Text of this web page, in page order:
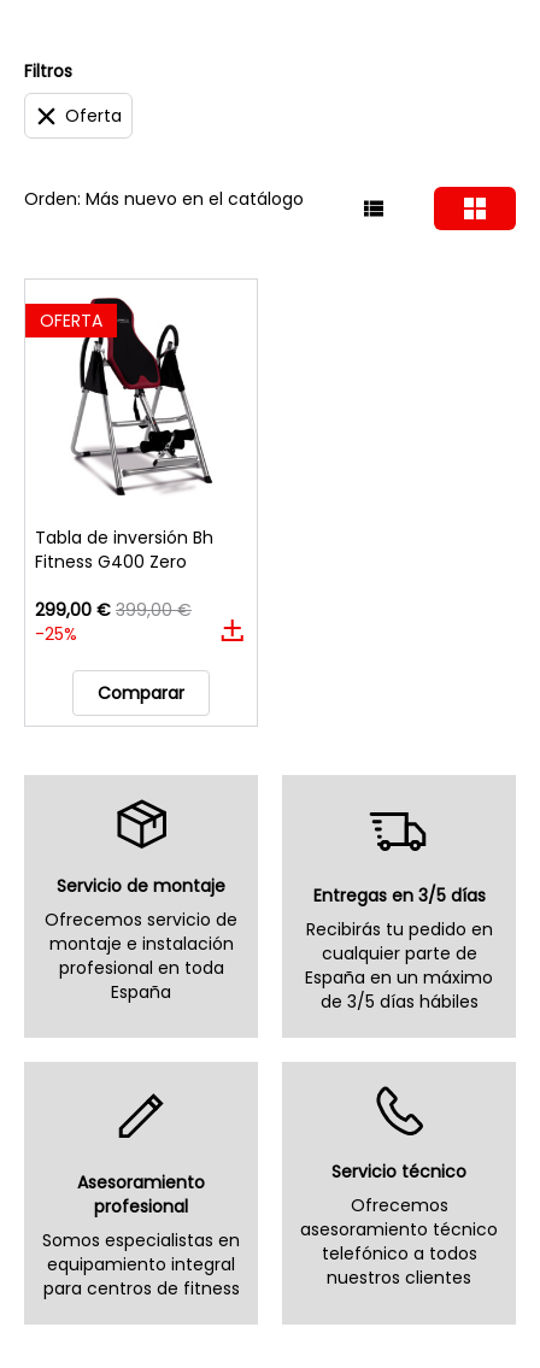
Filtros
Oferta
Orden: Más nuevo en el catálogo
OFERTA
Tabla de inversión Bh
Fitness G400 Zero
299,00 € 399,00 €
-25%
Comparar
Servicio de montaje
Ofrecemos servicio de
montaje e instalación
profesional en toda
España
Entregas en 3/5 días
Recibirás tu pedido en
cualquier parte de
España en un máximo
de 3/5 días hábiles
Asesoramiento
profesional
Somos especialistas en
equipamiento integral
para centros de fitness
Servicio técnico
Ofrecemos
asesoramiento técnico
telefónico a todos
nuestros clientes